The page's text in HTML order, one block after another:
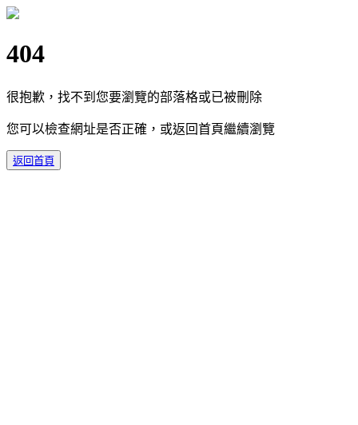
404
很抱歉，找不到您要瀏覽的部落格或已被刪除
您可以檢查網址是否正確，或返回首頁繼續瀏覽
返回首頁